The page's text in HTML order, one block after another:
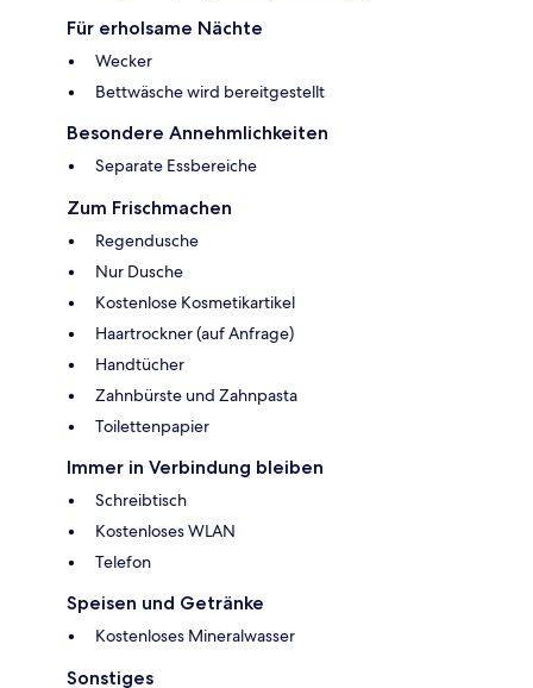
Für erholsame Nächte
Wecker
Bettwäsche wird bereitgestellt
Besondere Annehmlichkeiten
Separate Essbereiche
Zum Frischmachen
Regendusche
Nur Dusche
Kostenlose Kosmetikartikel
Haartrockner (auf Anfrage)
Handtücher
Zahnbürste und Zahnpasta
Toilettenpapier
Immer in Verbindung bleiben
Schreibtisch
Kostenloses WLAN
Telefon
Speisen und Getränke
Kostenloses Mineralwasser
Sonstiges